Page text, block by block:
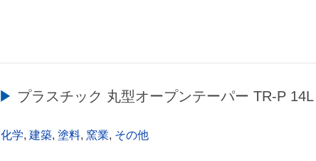
▶︎ プラスチック 丸型オープンテーパー TR-P 14L
化学, 建築, 塗料, 窯業, その他